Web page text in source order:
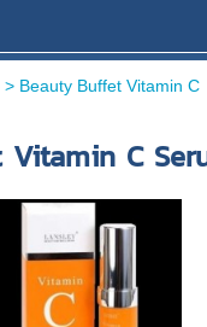
> Beauty Buffet Vitamin C
Vitamin C